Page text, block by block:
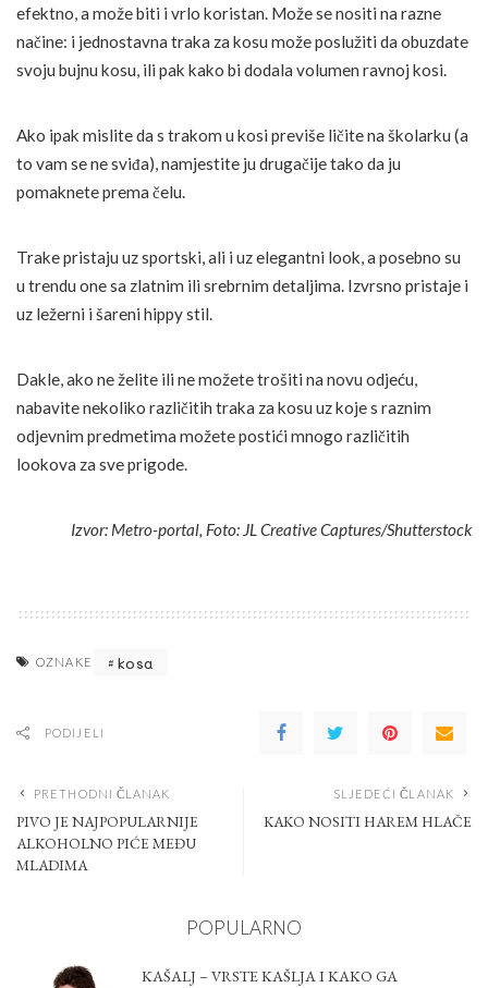
efektno, a može biti i vrlo koristan. Može se nositi na razne
načine: i jednostavna traka za kosu može poslužiti da obuzdate
svoju bujnu kosu, ili pak kako bi dodala volumen ravnoj kosi.
Ako ipak mislite da s trakom u kosi previše ličite na školarku (a
to vam se ne sviđa), namjestite ju drugačije tako da ju
pomaknete prema čelu.
Trake pristaju uz sportski, ali i uz elegantni look, a posebno su
u trendu one sa zlatnim ili srebrnim detaljima. Izvrsno pristaje i
uz ležerni i šareni hippy stil.
Dakle, ako ne želite ili ne možete trošiti na novu odjeću,
nabavite nekoliko različitih traka za kosu uz koje s raznim
odjevnim predmetima možete postići mnogo različitih
lookova za sve prigode.
Izvor: Metro-portal, Foto: JL Creative Captures/Shutterstock
OZNAKE kosa
PODIJELI
PRETHODNI ČLANAK
PIVO JE NAJPOPULARNIJE
ALKOHOLNO PIĆE MEĐU
MLADIMA
SLJEDEĆI ČLANAK
KAKO NOSITI HAREM HLAČE
POPULARNO
KAŠALJ – VRSTE KAŠLJA I KAKO GA